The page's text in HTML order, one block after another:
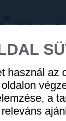
HÍREK
termékekben
cikkekben
használ az
a